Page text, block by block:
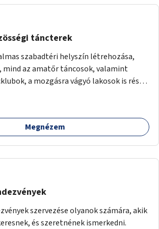
táncterek
szabadtéri helyszín létrehozása,
mind az amatőr táncosok, valamint
a mozgásra vágyó lakosok is részt
Megnézem
szervezése olyanok számára, akik
és szeretnének ismerkedni.